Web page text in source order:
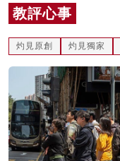
灼見活動
關於我們
教評心事
灼見原創 灼見獨家